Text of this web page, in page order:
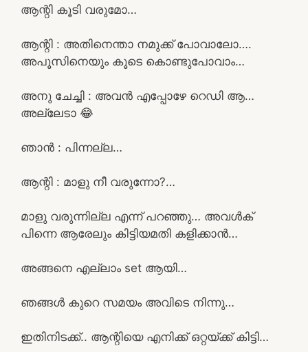
ആന്റി കൂടി വരുമോ…
ആന്റി : അതിനെന്താ നമുക്ക് പോവാലോ….
അപൂസിനെയും കൂടെ കൊണ്ടുപോവാം…
അനു ചേച്ചി : അവൻ എപ്പോഴേ റെഡി ആ…
അല്ലേടാ 😂
ഞാൻ : പിന്നല്ല…
ആന്റി : മാളു നീ വരുന്നോ?…
മാളു വരുന്നില്ല എന്ന് പറഞ്ഞു… അവൾക്
പിന്നെ ആരേലും കിട്ടിയമതി കളിക്കാൻ…
അങ്ങനെ എല്ലാം set ആയി…
ഞങ്ങൾ കുറെ സമയം അവിടെ നിന്നു…
ഇതിനിടക്ക്.. ആന്റിയെ എനിക്ക് ഒറ്റയ്ക്ക് കിട്ടി…